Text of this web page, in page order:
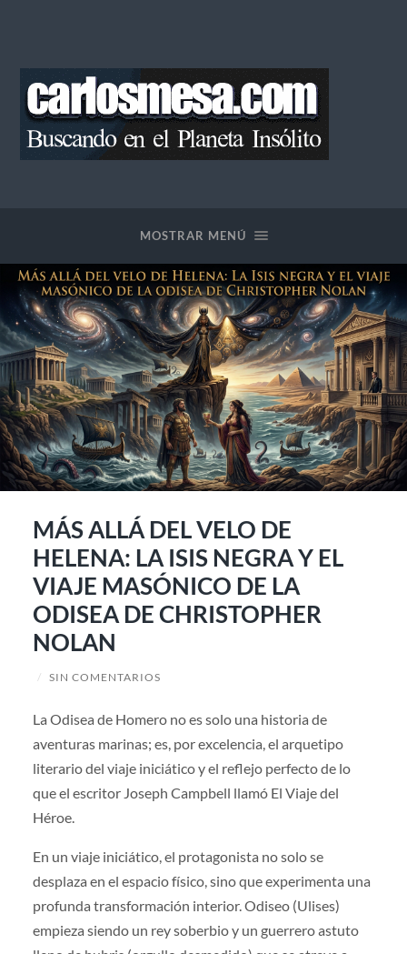
MOSTRAR MENÚ
MÁS ALLÁ DEL VELO DE
HELENA: LA ISIS NEGRA Y EL
VIAJE MASÓNICO DE LA
ODISEA DE CHRISTOPHER
NOLAN
/ SIN COMENTARIOS
La Odisea de Homero no es solo una historia de
aventuras marinas; es, por excelencia, el arquetipo
literario del viaje iniciático y el reflejo perfecto de lo
que el escritor Joseph Campbell llamó El Viaje del
Héroe.
En un viaje iniciático, el protagonista no solo se
desplaza en el espacio físico, sino que experimenta una
profunda transformación interior. Odiseo (Ulises)
empieza siendo un rey soberbio y un guerrero astuto